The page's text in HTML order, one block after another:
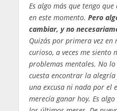
Es algo más que tengo
en este momento. Pero
cambiar, y no
Quizás por primera vez en
curioso, a veces me siento
problemas mentales. No
cuesta encontrar la
una excusa ni nada por el
merecía ganar hoy. Es